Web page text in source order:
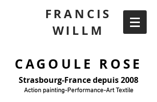
FRANCIS
WILLM
CAGOULE ROSE
Action painting-Performance-Art Textile
Strasbourg-France depuis 2008